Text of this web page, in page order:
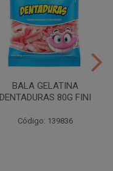
BALA GELATINA
DENTADURAS 80G FINI
Código: 139836